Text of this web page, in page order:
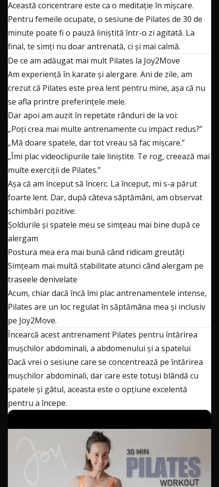
Această concentrare este ca o meditație în mișcare.
Pentru femeile ocupate, o sesiune de Pilates de 30 de
minute poate fi o pauză liniștită într-o zi agitată. La
final, te simți nu doar antrenată, ci și mai calmă.
De ce am adăugat mai mult Pilates la Joy2Move
Am experiență în karate și alergare. Ani de zile, am
crezut că Pilates este prea lent pentru mine, așa că nu
se afla printre preferințele mele.
Dar apoi am auzit în repetate rânduri de la voi:
„Poți crea mai multe antrenamente cu impact redus?”
„Mă doare spatele, dar tot vreau să fac mișcare.”
„Îmi plac videoclipurile tale liniștite. Te rog, creează mai
multe exerciții de Pilates.”
Așa că am început să încerc. La început, mi s-a părut
foarte lent. Dar, după câteva săptămâni, am observat
schimbări pozitive:
Șoldurile și spatele meu se simțeau mai bine după ce
alergam
Postura mea era mai bună când ridicam greutăți
Simțeam mai multă stabilitate atunci când alergam pe
traseele denivelate
Acum, chiar dacă încă îmi plac antrenamentele intense,
Pilates are un loc regulat în săptămâna mea și inclusiv
pe Joy2Move.
Încearcă acest antrenament Pilates pentru întărirea
mușchilor abdominali, a abdomenului și a spatelui
Dacă vrei o sesiune care se concentrează pe întărirea
mușchilor abdominali, dar care este totuși blândă cu
spatele și gâtul, aceasta este o opțiune excelentă
pentru a începe.